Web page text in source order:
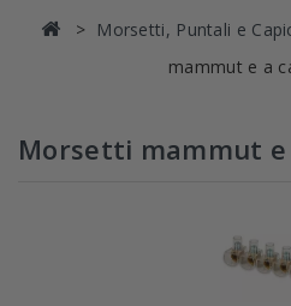
Morsetti, Puntali e
mammut e a
Morsetti mammut e